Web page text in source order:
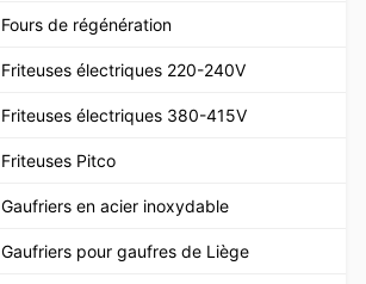
Fours de régénération
Friteuses électriques 220-240V
Friteuses électriques 380-415V
Friteuses Pitco
Gaufriers en acier inoxydable
Gaufriers pour gaufres de Liège